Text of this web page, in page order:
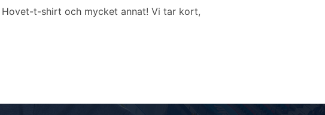
t-shirt och mycket annat! Vi tar kort,